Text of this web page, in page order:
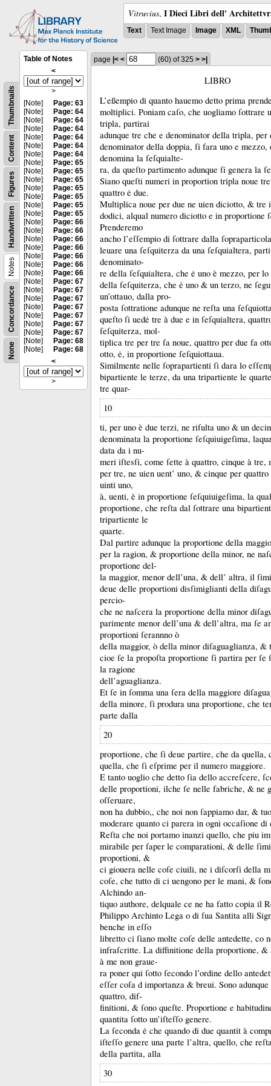
Vitruvius, I Dieci Libri dell'
Text Text Image Image XML
None
Concordance
Notes
Handwritten
Figures
Content
Thumbnails
Table of Notes
<
>
[Note]
Page: 63
[Note]
Page: 64
[Note]
Page: 64
[Note]
Page: 64
[Note]
Page: 64
[Note]
Page: 64
[Note]
Page: 64
[Note]
Page: 65
[Note]
Page: 65
[Note]
Page: 65
[Note]
Page: 65
[Note]
Page: 65
[Note]
Page: 65
[Note]
Page: 65
[Note]
Page: 66
[Note]
Page: 66
[Note]
Page: 66
[Note]
Page: 66
[Note]
Page: 66
[Note]
Page: 66
[Note]
Page: 66
[Note]
Page: 67
[Note]
Page: 67
[Note]
Page: 67
[Note]
Page: 67
[Note]
Page: 67
[Note]
Page: 67
[Note]
Page: 67
[Note]
Page: 68
[Note]
Page: 68
<
>
page |< < (60) of 325 > >|
LIBRO
L’eßempio di quanto hauemo detto prima
moltiplici. Poniam caſo, che uogliamo ſottrare
tripla, partirai
adunque tre che e denominator della tripla, per
denominator della doppia, ſi fara uno e mezzo,
denomina la ſeſquialte-
ra, da queſto partimento adunque ſi genera la
Siano queſti numeri in proportion tripla noue
quattro ė due.
Multiplica noue per due ne uien diciotto, & tre
dodici, alqual numero diciotto e in proportione
Prenderemo
ancho l’eſſempio di ſottrare dalla
leuare una ſeſquiterza da una ſeſquialtera,
denominato-
re della ſeſquialtera, che ė uno è mezzo, per
della ſeſquiterza, che ė uno & un terzo, ne
un’ottauo, dalla pro-
posta ſottratione adunque ne reſta una
queſto ſi uedė tre à due e in ſeſquialtera,
ſeſquiterza, mol-
tiplica tre per tre ſa noue, quattro per due fa
otto, ė, in proportione ſeſquiottaua.
Similmente nelle ſoprapartienti ſi dara lo
bipartiente le terze, da una tripartiente le
tre quar-
10
ti, per uno è due terzi, ne riſulta uno & un
denominata la proportione ſeſquiuigeſima,
data da i nu-
meri iſtesſi, come ſette à quattro, cinque à tre,
per tre, ne uien uent’ uno, & cinque per
uinti uno,
à, uenti, è in proportione ſeſquiuigeſima, la
proportione, che reſta dal ſottrare una
tripartiente le
quarte.
Dal partire adunque la proportione della
per la ragion, & proportione della minor, ne
proportione del-
la maggior, menor dell’una, & dell’ altra, il
deue delle proportioni disſimiglianti della
percio-
che ne naſcera la proportione della minor
parimente menor dell’una & dell’altra, ma ſe
proportioni ſerannno ò
della maggior, ò della minor diſaguaglianza, &
cioe ſe la propoſta proportione ſi partira per ſe
la ragione
dell’aguaglianza.
Et ſe in ſomma una ſera della maggiore
della minore, ſi produra una proportione, che
parte dalla
20
proportione, che ſi deue partire, che da
quella, che ſi eſprime per il numero maggiore.
E tanto uoglio che detto ſia dello accreſcere,
delle proportioni, ilche ſe nelle fabriche, & ne
oſſeruare,
non ha dubbio,, che noi non ſappiamo dar, &
moderare quanto ci parera in ogni occaſione di
Reſta che noi portamo inanzi quello, che piu
mirabile per ſaper le comparationi, & delle
proportioni, &
ci giouera nelle coſe ciuili, ne i diſcorſi della
coſe, che tutto di ci uengono per le mani, &
Alchindo an-
tiquo authore, delquale ce ne ha fatto copia il
Philippo Archinto Lega o di ſua Santita alli
benche in eſſo
libretto ci ſiano molte coſe delle antedette, co
infraſcritte. La diffinitione della proportione, &
à me non graue-
ra poner qui ſotto ſecondo l’ordine dello
eſſer coſa d importanza & breui. Sono
quattro, dif-
finitioni, & ſono queſte. Proportione e
quantita ſotto un’iſteſſo genere.
La ſeconda ė che quando di due quantit à
iſteſſo genere una parte l’altra, quello, che
della partita, alla
30